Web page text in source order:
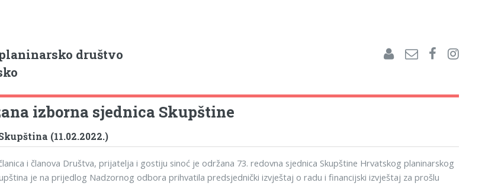
društvo
izborna sjednica Skupštine
(11.02.2022.)
i članova Društva, prijatelja i gostiju sinoć je održana 73. redovna sjednica Skupštine Hrvatskog planinarskog
je na prijedlog Nadzornog odbora prihvatila predsjednički izvještaj o radu i financijski izvještaj za prošlu